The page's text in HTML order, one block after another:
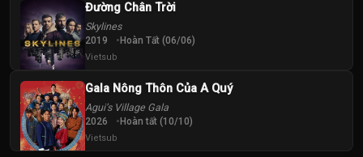
Đường Chân Trời
Skylines
2019 Hoàn Tất (06/06)
Vietsub
Gala Nông Thôn Của A Quý
Agui’s Village Gala
2026 Hoàn tất (10/10)
Vietsub